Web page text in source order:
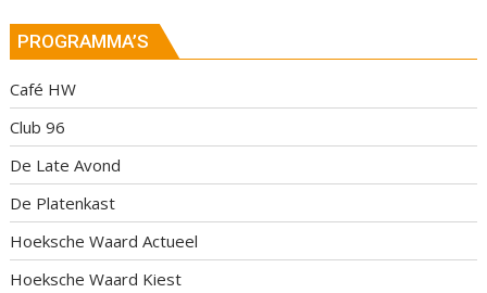
PROGRAMMA’S
Café HW
Club 96
De Late Avond
De Platenkast
Hoeksche Waard Actueel
Hoeksche Waard Kiest